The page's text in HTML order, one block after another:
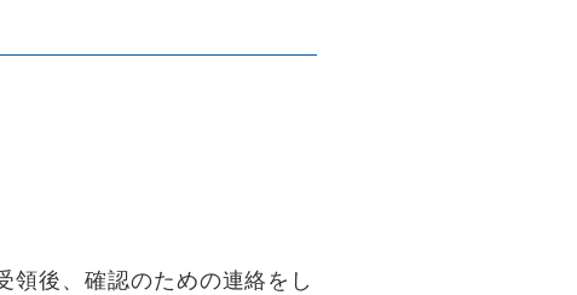
領後、確認のための連絡をし